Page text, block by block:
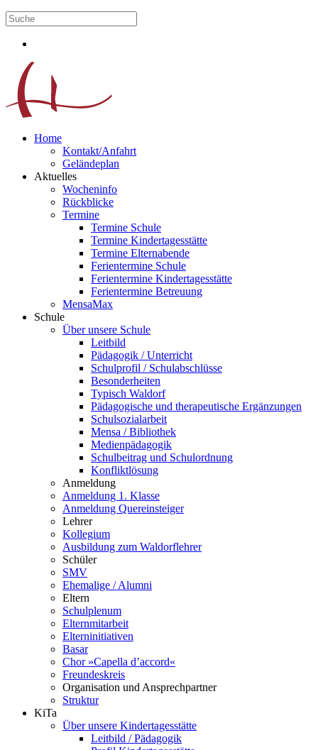
Home
Kontakt/Anfahrt
Geländeplan
Aktuelles
Wocheninfo
Rückblicke
Termine
Termine Schule
Termine Kindertagesstätte
Termine Elternabende
Ferientermine Schule
Ferientermine Kindertagesstätte
Ferientermine Betreuung
MensaMax
Schule
Über unsere Schule
Leitbild
Pädagogik / Unterricht
Schulprofil / Schulabschlüsse
Besonderheiten
Typisch Waldorf
Pädagogische und therapeutische Ergänzungen
Schulsozialarbeit
Mensa / Bibliothek
Medienpädagogik
Schulbeitrag und Schulordnung
Konfliktlösung
Anmeldung
Anmeldung 1. Klasse
Anmeldung Quereinsteiger
Lehrer
Kollegium
Ausbildung zum Waldorflehrer
Schüler
SMV
Ehemalige / Alumni
Eltern
Schulplenum
Elternmitarbeit
Elterninitiativen
Basar
Chor »Capella d’accord«
Freundeskreis
Organisation und Ansprechpartner
Struktur
KiTa
Über unsere Kindertagesstätte
Leitbild / Pädagogik